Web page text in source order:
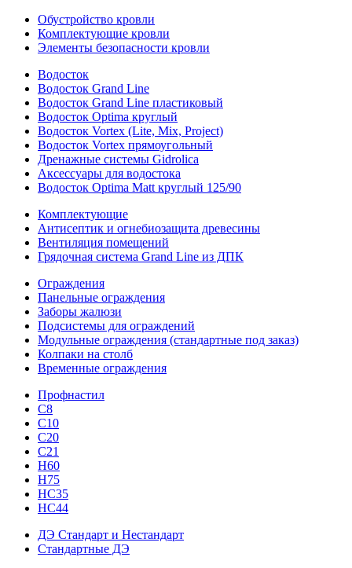
Обустройство кровли
Комплектующие кровли
Элементы безопасности кровли
Водосток
Водосток Grand Line
Водосток Grand Line пластиковый
Водосток Optima круглый
Водосток Vortex (Lite, Mix, Project)
Водосток Vortex прямоугольный
Дренажные системы Gidrolica
Аксессуары для водостока
Водосток Optima Matt круглый 125/90
Комплектующие
Антисептик и огнебиозащита древесины
Вентиляция помещений
Грядочная система Grand Line из ДПК
Ограждения
Панельные ограждения
Заборы жалюзи
Подсистемы для ограждений
Модульные ограждения (стандартные под заказ)
Колпаки на столб
Временные ограждения
Профнастил
С8
С10
С20
С21
H60
H75
HС35
НС44
ДЭ Стандарт и Нестандарт
Стандартные ДЭ